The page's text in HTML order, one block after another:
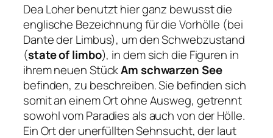
Dea Loher benutzt hier ganz bewusst die
englische Bezeichnung für die Vorhölle (bei
Dante der Limbus), um den Schwebzustand
(state of limbo), in dem sich die Figuren in
ihrem neuen StückAm schwarzen See
befinden, zu beschreiben. Sie befinden sich
somit an einem Ort ohne Ausweg, getrennt
sowohl vom Paradies als auch von der Hölle.
Ein Ort der unerfüllten Sehnsucht, der laut